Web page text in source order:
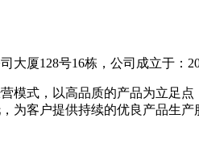
厦128号16栋，公司成立于：
模式，以高品质的产品为立足
为客户提供持续的优良产品生产